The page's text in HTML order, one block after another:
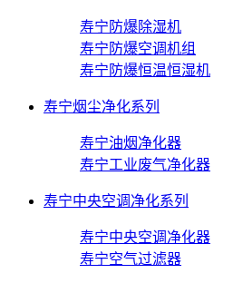
寿宁防爆除湿机
寿宁防爆空调机组
寿宁防爆恒温恒湿机
寿宁烟尘净化系列
寿宁油烟净化器
寿宁工业废气净化器
寿宁中央空调净化系列
寿宁中央空调净化器
寿宁空气过滤器